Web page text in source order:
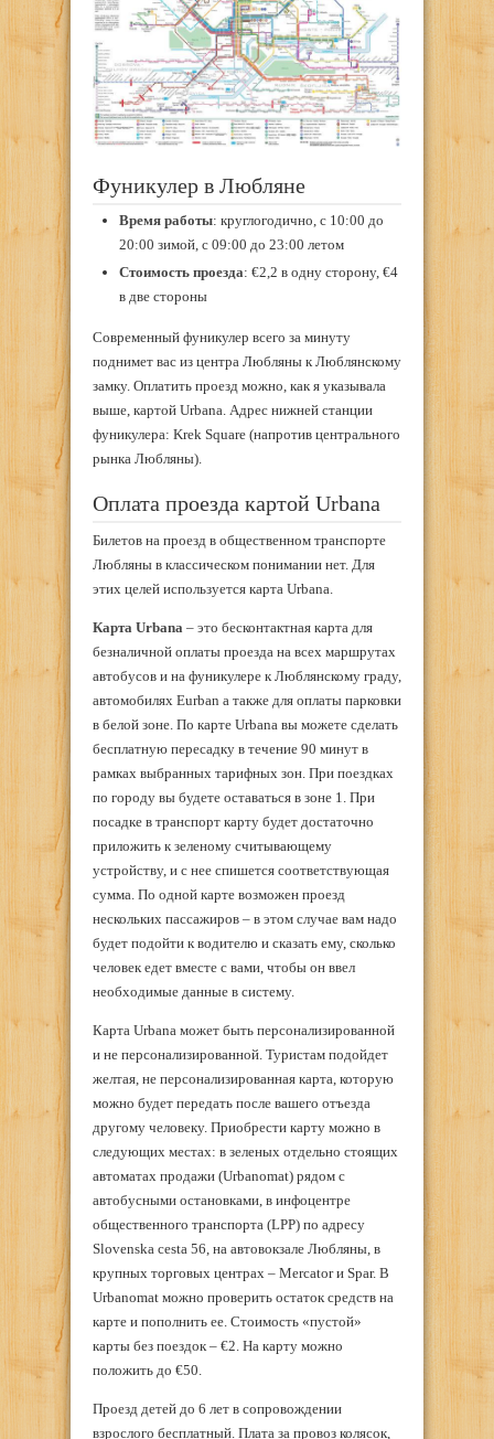
Фуникулер в Любляне
Время работы: круглогодично, с 10:00 до
20:00 зимой, с 09:00 до 23:00 летом
Стоимость проезда: €2,2 в одну сторону, €4
в две стороны
Современный фуникулер всего за минуту
поднимет вас из центра Любляны к Люблянскому
замку. Оплатить проезд можно, как я указывала
выше, картой Urbana. Адрес нижней станции
фуникулера: Krek Square (напротив центрального
рынка Любляны).
Оплата проезда картой Urbana
Билетов на проезд в общественном транспорте
Любляны в классическом понимании нет. Для
этих целей используется карта Urbana.
Карта Urbana – это бесконтактная карта для
безналичной оплаты проезда на всех маршрутах
автобусов и на фуникулере к Люблянскому граду,
автомобилях Eurban а также для оплаты парковки
в белой зоне. По карте Urbana вы можете сделать
бесплатную пересадку в течение 90 минут в
рамках выбранных тарифных зон. При поездках
по городу вы будете оставаться в зоне 1. При
посадке в транспорт карту будет достаточно
приложить к зеленому считывающему
устройству, и с нее спишется соответствующая
сумма. По одной карте возможен проезд
нескольких пассажиров – в этом случае вам надо
будет подойти к водителю и сказать ему, сколько
человек едет вместе с вами, чтобы он ввел
необходимые данные в систему.
Карта Urbana может быть персонализированной
и не персонализированной. Туристам подойдет
желтая, не персонализированная карта, которую
можно будет передать после вашего отъезда
другому человеку. Приобрести карту можно в
следующих местах: в зеленых отдельно стоящих
автоматах продажи (Urbanomat) рядом с
автобусными остановками, в инфоцентре
общественного транспорта (LPP) по адресу
Slovenska cesta 56, на автовокзале Любляны, в
крупных торговых центрах – Mercator и Spar. В
Urbanomat можно проверить остаток средств на
карте и пополнить ее. Стоимость «пустой»
карты без поездок – €2. На карту можно
положить до €50.
Проезд детей до 6 лет в сопровождении
взрослого бесплатный. Плата за провоз колясок,